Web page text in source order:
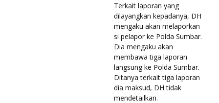
Terkait laporan yang
dilayangkan kepadanya, DH
mengaku akan melaporkan
si pelapor ke Polda Sumbar.
Dia mengaku akan
membawa tiga laporan
langsung ke Polda Sumbar.
Ditanya terkait tiga laporan
dia maksud, DH tidak
mendetailkan.